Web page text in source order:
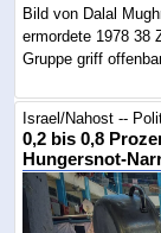
Bild von Dalal
ermordete 1978 38
Gruppe griff
Israel/Nahost --
0,2 bis 0,8
Hungersnot-